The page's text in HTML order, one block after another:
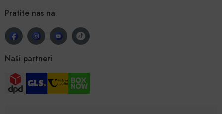
Pratite nas na:
Naši partneri